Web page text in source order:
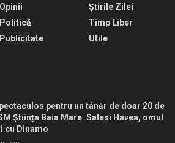
Opinii
Politică
Publicitate
Știrile Zilei
Timp Liber
Utile
pentru un tânăr de doar 20 de
Știința Baia Mare. Salesi Havea, omul
cu Dinamo